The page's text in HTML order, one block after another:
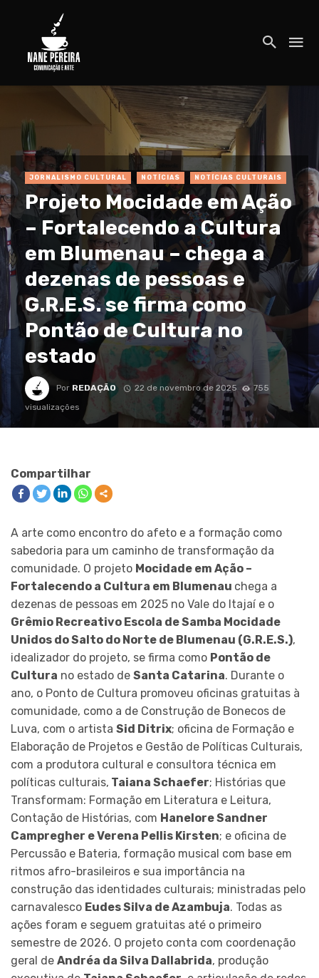
JORNALISMO CULTURAL NOTÍCIAS NOTÍCIAS CULTURAIS
Projeto Mocidade em Ação
– Fortalecendo a Cultura
em Blumenau – chega a
dezenas de pessoas e
G.R.E.S. se firma como
Pontão de Cultura no
estado
Por REDAÇÃO 22 de novembro de 2025
755
visualizações
Compartilhar
A arte como encontro do afeto e a formação como
sabedoria para um caminho de transformação da
comunidade. O projeto Mocidade em Ação –
Fortalecendo a Cultura em Blumenau chega a
dezenas de pessoas em 2025 no Vale do Itajaí e o
Grêmio Recreativo Escola de Samba Mocidade
Unidos do Salto do Norte de Blumenau (G.R.E.S.),
idealizador do projeto, se firma como Pontão de
Cultura no estado de Santa Catarina. Durante o
ano, o Ponto de Cultura promoveu oficinas gratuitas à
comunidade, como a de Construção de Bonecos de
Luva, com o artista Sid Ditrix; oficina de Formação e
Elaboração de Projetos e Gestão de Políticas Culturais,
com a produtora cultural e consultora técnica em
políticas culturais, Taiana Schaefer; Histórias que
Transformam: Formação em Literatura e Leitura,
Contação de Histórias, com Hanelore Sandner
Campregher e Verena Pellis Kirsten; e oficina de
Percussão e Bateria, formação musical com base em
ritmos afro-brasileiros e sua importância na
construção das identidades culturais; ministradas pelo
carnavalesco Eudes Silva de Azambuja. Todas as
ações foram e seguem gratuitas até o primeiro
semestre de 2026. O projeto conta com coordenação
geral de Andréa da Silva Dallabrida, produção